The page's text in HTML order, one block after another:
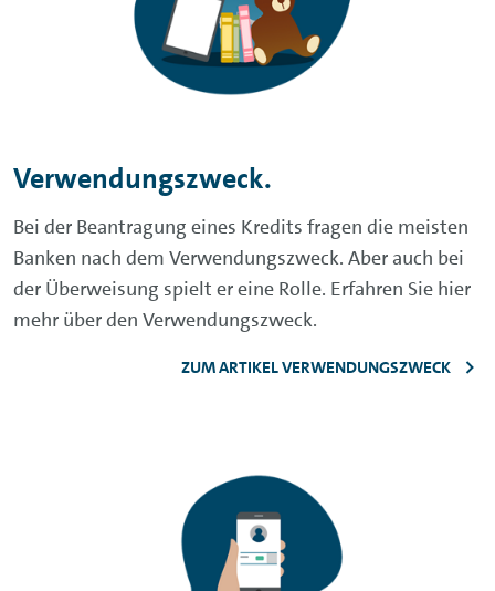
Verwendungszweck.
Bei der Beantragung eines Kredits fragen die meisten
Banken nach dem Verwendungszweck. Aber auch bei
der Überweisung spielt er eine Rolle. Erfahren Sie hier
mehr über den Verwendungszweck.
ZUM ARTIKEL VERWENDUNGSZWECK